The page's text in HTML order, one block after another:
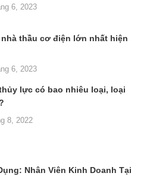
6, 2023
nhà thầu cơ điện lớn nhất hiện
6, 2023
lực có bao nhiêu loại, loại
8, 2022
Nhân Viên Kinh Doanh Tại